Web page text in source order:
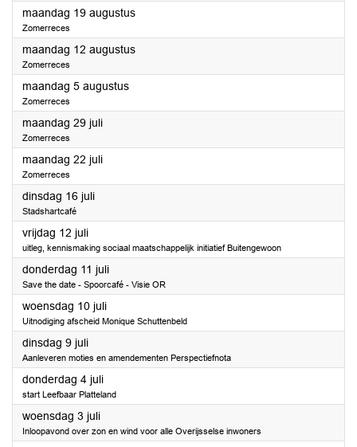
maandag 19 augustus2024
Zomerreces
maandag 12 augustus2024
Zomerreces
maandag 5 augustus2024
Zomerreces
maandag 29 juli2024
Zomerreces
maandag 22 juli2024
Zomerreces
dinsdag 16 juli2024
Stadshartcafé
vrijdag 12 juli2024
uitleg, kennismaking sociaal maatschappelijk initiatief Buitengewoon
donderdag 11 juli2024
Save the date - Spoorcafé - Visie OR
woensdag 10 juli2024
Uitnodiging afscheid Monique Schuttenbeld
dinsdag 9 juli2024
Aanleveren moties en amendementen Perspectiefnota
donderdag 4 juli2024
start Leefbaar Platteland
woensdag 3 juli2024
Inloopavond over zon en wind voor alle Overijsselse inwoners